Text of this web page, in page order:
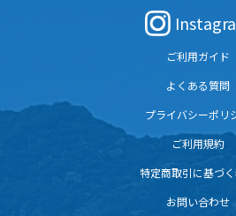
ご利用ガイド
よくある質問
プライバシーポリ
ご利用規約
特定商取引に基づ
お問い合わせ